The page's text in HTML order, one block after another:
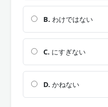
B. わけではない
C. にすぎない
D. かねない